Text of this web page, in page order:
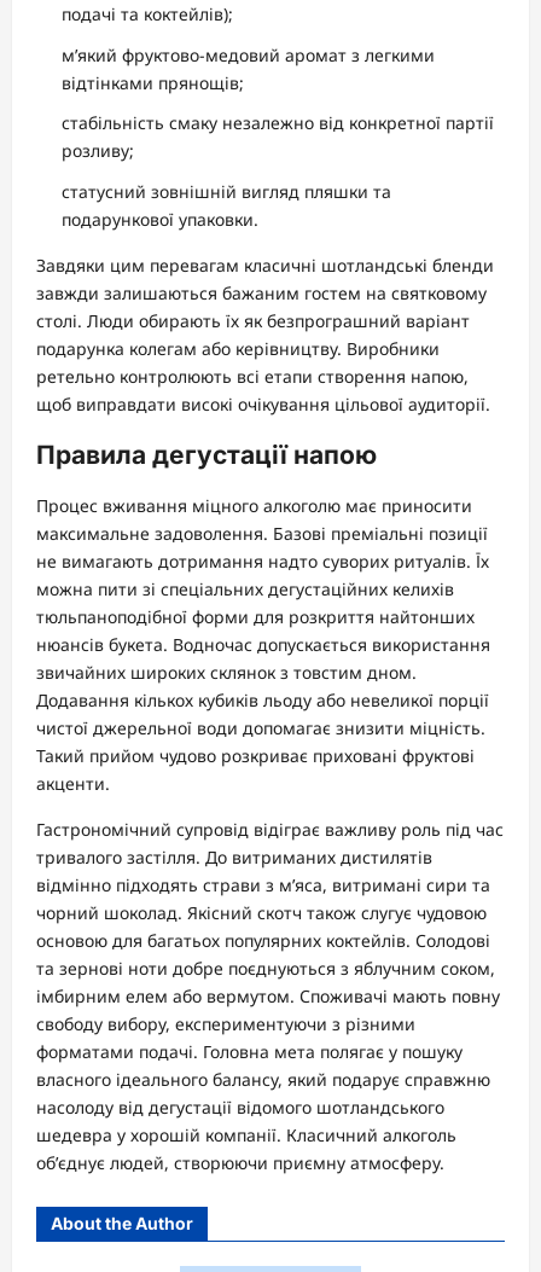
подачі та коктейлів);
м’який фруктово-медовий аромат з легкими
відтінками прянощів;
стабільність смаку незалежно від конкретної партії
розливу;
статусний зовнішній вигляд пляшки та
подарункової упаковки.
Завдяки цим перевагам класичні шотландські бленди
завжди залишаються бажаним гостем на святковому
столі. Люди обирають їх як безпрограшний варіант
подарунка колегам або керівництву. Виробники
ретельно контролюють всі етапи створення напою,
щоб виправдати високі очікування цільової аудиторії.
Правила дегустації напою
Процес вживання міцного алкоголю має приносити
максимальне задоволення. Базові преміальні позиції
не вимагають дотримання надто суворих ритуалів. Їх
можна пити зі спеціальних дегустаційних келихів
тюльпаноподібної форми для розкриття найтонших
нюансів букета. Водночас допускається використання
звичайних широких склянок з товстим дном.
Додавання кількох кубиків льоду або невеликої порції
чистої джерельної води допомагає знизити міцність.
Такий прийом чудово розкриває приховані фруктові
акценти.
Гастрономічний супровід відіграє важливу роль під час
тривалого застілля. До витриманих дистилятів
відмінно підходять страви з м’яса, витримані сири та
чорний шоколад. Якісний скотч також слугує чудовою
основою для багатьох популярних коктейлів. Солодові
та зернові ноти добре поєднуються з яблучним соком,
імбирним елем або вермутом. Споживачі мають повну
свободу вибору, експериментуючи з різними
форматами подачі. Головна мета полягає у пошуку
власного ідеального балансу, який подарує справжню
насолоду від дегустації відомого шотландського
шедевра у хорошій компанії. Класичний алкоголь
об’єднує людей, створюючи приємну атмосферу.
About the Author